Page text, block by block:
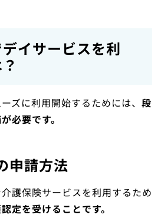
イサービスを利
ズに利用開始するためには、 段
必要です。
申請方法
護保険サービスを利用するため
定を受けることです。